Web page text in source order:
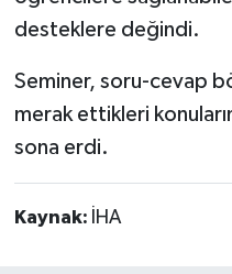
desteklere değindi.
Seminer, soru-cevap
merak ettikleri
sona erdi.
Kaynak: İHA